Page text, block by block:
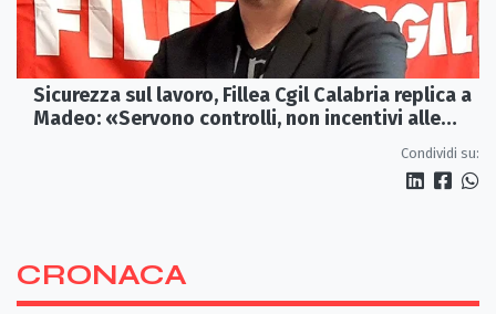
Sicurezza sul lavoro, Fillea Cgil Calabria replica a
Madeo: «Servono controlli, non incentivi alle
Condividi su:
CRONACA